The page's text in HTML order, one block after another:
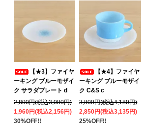
【★3】ファイヤ
ーキング ブルーモザイ
ク サラダプレート d
2,800円(税込3,080円)
1,960円(税込2,156円)
30%OFF!!
【★4】ファイヤ
ーキング ブルーモザイ
ク C&S c
3,800円(税込4,180円)
2,850円(税込3,135円)
25%OFF!!